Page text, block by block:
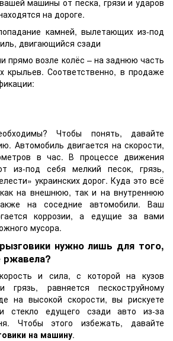
машины от песка, грязи и ударов
на дороге.
камней, вылетающих из-под
двигающийся сзади
прямо возле колёс – на заднюю часть
крыльев. Соответственно, в продаже
Чтобы понять, давайте
Автомобиль двигается на скорости,
в час. В процессе движения
из-под себя мелкий песок, грязь,
украинских дорог. Куда это всё
на внешнюю, так и на внутреннюю
на соседние автомобили. Ваш
коррозии, а едущие за вами
мусора.
нужно лишь для того,
и сила, с которой на кузов
равняется пескоструйному
на высокой скорости, вы рискуете
стекло едущего сзади авто из-за
Чтобы этого избежать, давайте
на машину.